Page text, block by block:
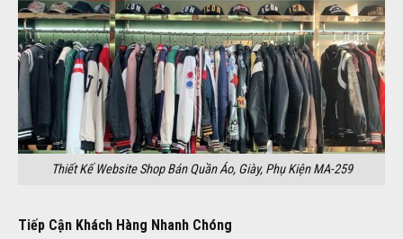
Thiết Kế Website Shop Bán Quần Áo, Giày, Phụ Kiện MA-259
Tiếp Cận Khách Hàng Nhanh Chóng